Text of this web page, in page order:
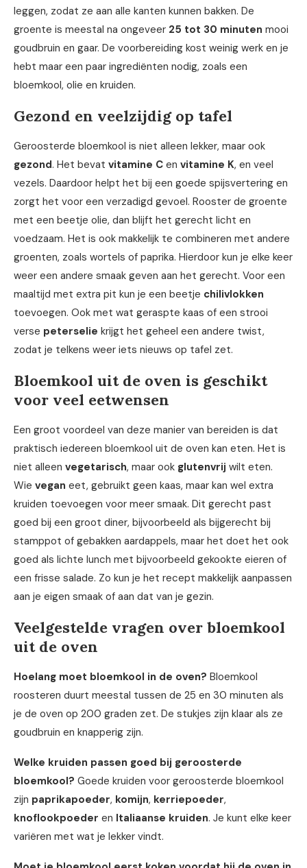
leggen, zodat ze aan alle kanten kunnen bakken. De
groente is meestal na ongeveer 25 tot 30 minuten mooi
goudbruin en gaar. De voorbereiding kost weinig werk en je
hebt maar een paar ingrediënten nodig, zoals een
bloemkool, olie en kruiden.
Gezond en veelzijdig op tafel
Geroosterde bloemkool is niet alleen lekker, maar ook
gezond. Het bevat vitamine C en vitamine K, en veel
vezels. Daardoor helpt het bij een goede spijsvertering en
zorgt het voor een verzadigd gevoel. Rooster de groente
met een beetje olie, dan blijft het gerecht licht en
voedzaam. Het is ook makkelijk te combineren met andere
groenten, zoals wortels of paprika. Hierdoor kun je elke keer
weer een andere smaak geven aan het gerecht. Voor een
maaltijd met extra pit kun je een beetje chilivlokken
toevoegen. Ook met wat geraspte kaas of een strooi
verse peterselie krijgt het geheel een andere twist,
zodat je telkens weer iets nieuws op tafel zet.
Bloemkool uit de oven is geschikt
voor veel eetwensen
Een groot voordeel van deze manier van bereiden is dat
praktisch iedereen bloemkool uit de oven kan eten. Het is
niet alleen vegetarisch, maar ook glutenvrij wilt eten.
Wie vegan eet, gebruikt geen kaas, maar kan wel extra
kruiden toevoegen voor meer smaak. Dit gerecht past
goed bij een groot diner, bijvoorbeeld als bijgerecht bij
stamppot of gebakken aardappels, maar het doet het ook
goed als lichte lunch met bijvoorbeeld gekookte eieren of
een frisse salade. Zo kun je het recept makkelijk aanpassen
aan je eigen smaak of aan dat van je gezin.
Veelgestelde vragen over bloemkool
uit de oven
Hoelang moet bloemkool in de oven? Bloemkool
roosteren duurt meestal tussen de 25 en 30 minuten als
je de oven op 200 graden zet. De stukjes zijn klaar als ze
goudbruin en knapperig zijn.
Welke kruiden passen goed bij geroosterde
bloemkool? Goede kruiden voor geroosterde bloemkool
zijn paprikapoeder, komijn, kerriepoeder,
knoflookpoeder en Italiaanse kruiden. Je kunt elke keer
variëren met wat je lekker vindt.